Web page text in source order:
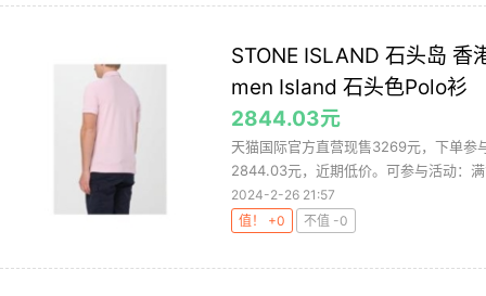
STONE ISLAND 石头岛
men Island 石头色Polo衫
2844.03元
天猫国际官方直营现售3269元，下单参
2844.03元，近期低价。可参与活动：
2024-2-26 21:57
值！ +0
不值 -0